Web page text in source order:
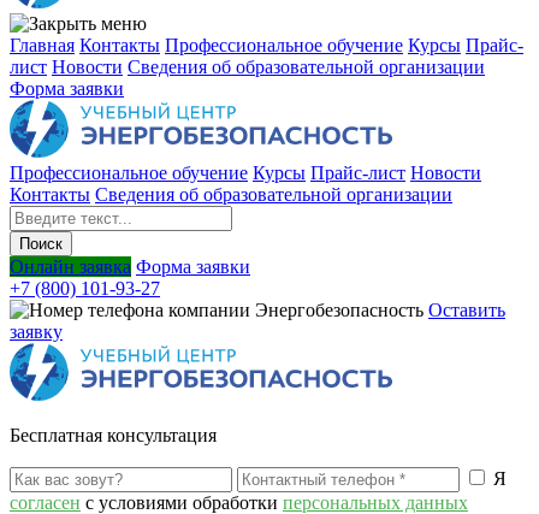
Главная Контакты Профессиональное обучение Курсы Прайс-
лист Новости Cведения об образовательной организации
Форма заявки
Профессиональное обучение Курсы Прайс-лист Новости
Контакты Cведения об образовательной организации
Онлайн заявка Форма заявки
+7 (800) 101-93-27
Оставить
заявку
Бесплатная консультация
Я
согласен с условиями обработки персональных данных